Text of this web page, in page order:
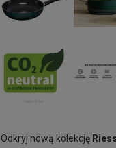
Odkryj nową kolekcję